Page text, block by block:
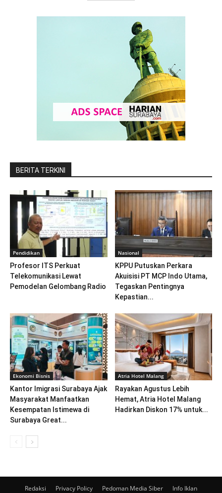
BERITA TERKINI
Pendidikan
Profesor ITS Perkuat
Telekomunikasi Lewat
Pemodelan Gelombang Radio
Nasional
KPPU Putuskan Perkara
Akuisisi PT MCP Indo Utama,
Tegaskan Pentingnya
Kepastian...
Ekonomi Bisnis
Kantor Imigrasi Surabaya Ajak
Masyarakat Manfaatkan
Kesempatan Istimewa di
Surabaya Great...
Atria Hotel Malang
Rayakan Agustus Lebih
Hemat, Atria Hotel Malang
Hadirkan Diskon 17% untuk...
Redaksi Privacy Policy Pedoman Media Siber Info Iklan